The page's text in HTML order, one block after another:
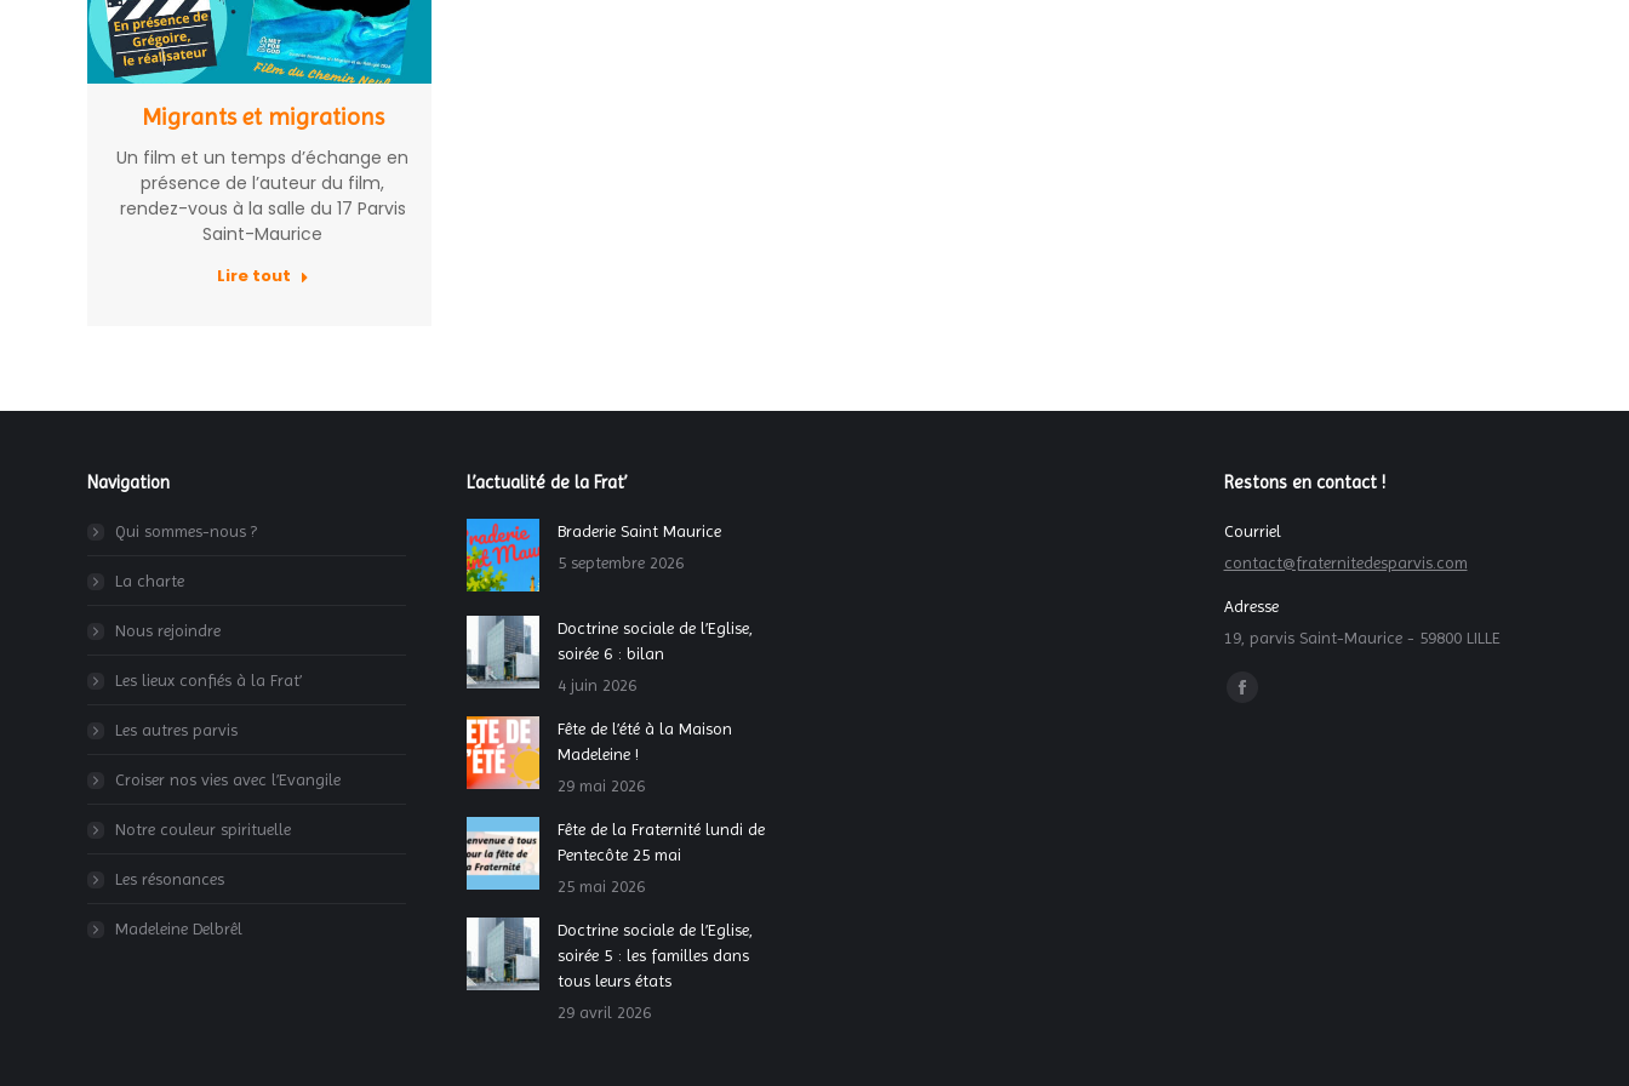
Migrants et migrations
Un film et un temps d’échange en
présence de l’auteur du film,
rendez-vous à la salle du 17 Parvis
Saint-Maurice
Lire tout
Navigation
Qui sommes-nous ?
La charte
Nous rejoindre
Les lieux confiés à la Frat’
Les autres parvis
Croiser nos vies avec l’Evangile
Notre couleur spirituelle
Les résonances
Madeleine Delbrêl
L’actualité de la Frat’
Braderie Saint Maurice
5 septembre 2026
Doctrine sociale de l’Eglise,
soirée 6 : bilan
4 juin 2026
Fête de l’été à la Maison
Madeleine !
29 mai 2026
Fête de la Fraternité lundi de
Pentecôte 25 mai
25 mai 2026
Doctrine sociale de l’Eglise,
soirée 5 : les familles dans
tous leurs états
29 avril 2026
Restons en contact !
Courriel
contact@fraternitedesparvis.com
Adresse
19, parvis Saint-Maurice - 59800 LILLE
Trouvez nous sur :